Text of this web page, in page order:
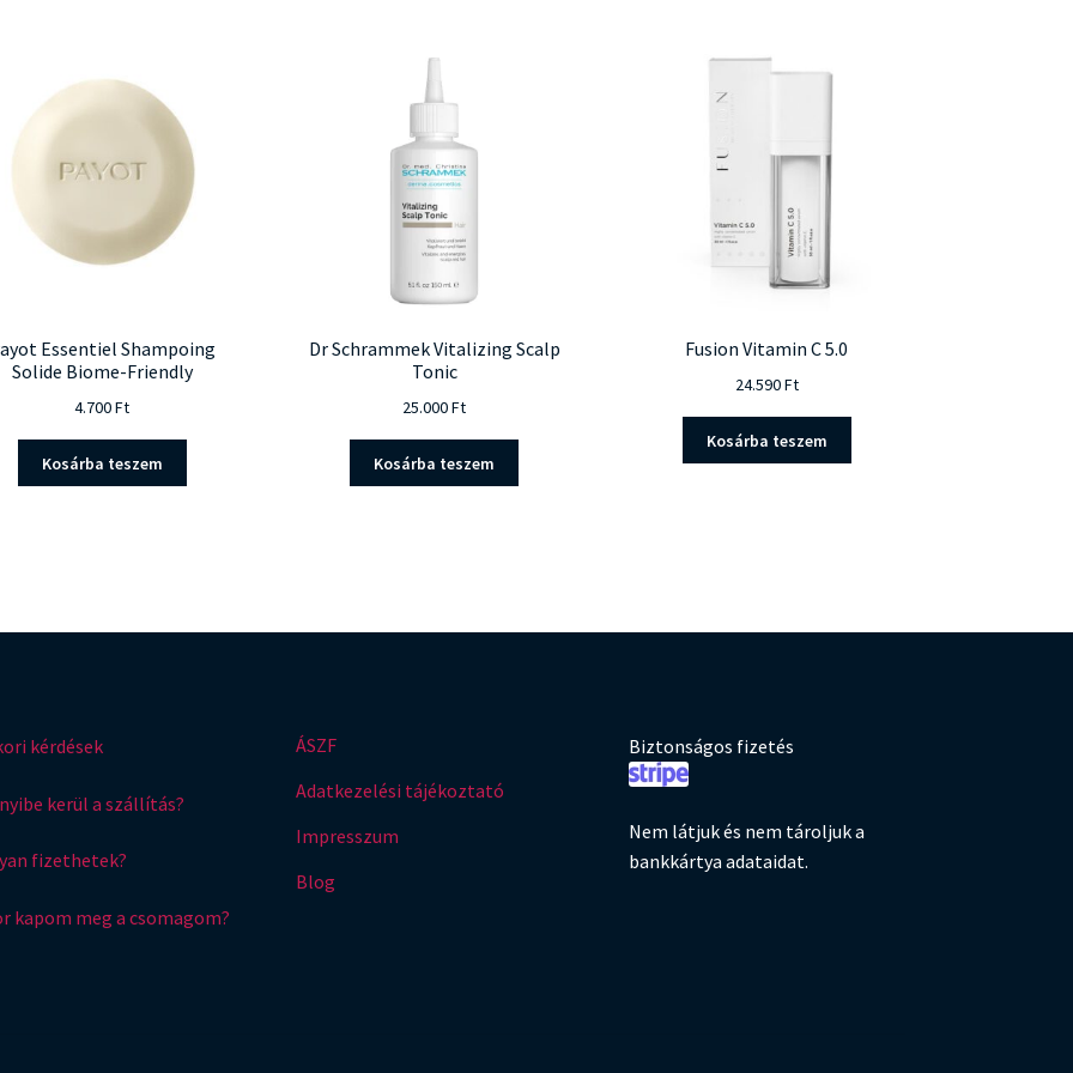
Essentiel Shampoing
Solide Biome-Friendly
4.700Ft
Kosárba teszem
Dr Schrammek Vitalizing Scalp
Tonic
25.000Ft
Kosárba teszem
Fusion Vitamin C 5.0
24.590Ft
Kosárba teszem
kérdések
kerül a szállítás?
fizethetek?
kapom meg a csomagom?
ÁSZF
Adatkezelési tájékoztató
Impresszum
Blog
Biztonságos fizetés
Nem látjuk és nem tároljuk a
bankkártya adataidat.